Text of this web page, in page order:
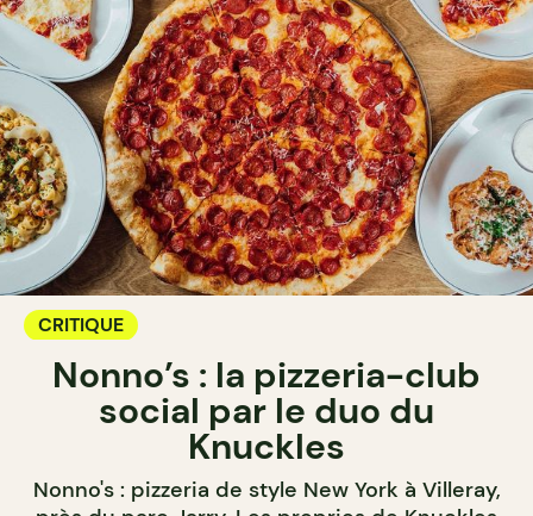
CRITIQUE
Nonno’s : la pizzeria-club
social par le duo du
Knuckles
Nonno's : pizzeria de style New York à Villeray,